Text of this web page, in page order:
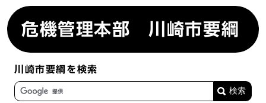
危機管理本部 川崎市要綱
川崎市要綱を検索